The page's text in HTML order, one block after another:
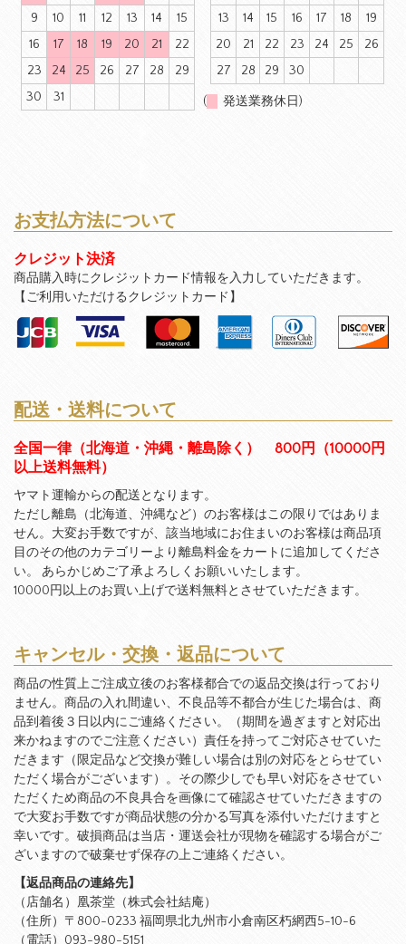
9
10 11 12 13 14
15
16
17 18 19 20 21
22
23
24 25 26 27 28
29
30
31
13
14 15 16 17 18
19
20
21 22 23 24 25
26
27
28 29 30
( 発送業務休日)
お支払方法について
クレジット決済
商品購入時にクレジットカード情報を入力していただきます。
【ご利用いただけるクレジットカード】
配送・送料について
全国一律（北海道・沖縄・離島除く） 800円（10000円
以上送料無料）
ヤマト運輸からの配送となります。
ただし離島（北海道、沖縄など）のお客様はこの限りではありま
せん。大変お手数ですが、該当地域にお住まいのお客様は商品項
目のその他のカテゴリーより離島料金をカートに追加してくださ
い。 あらかじめご了承よろしくお願いいたします。
10000円以上のお買い上げで送料無料とさせていただきます。
キャンセル・交換・返品について
商品の性質上ご注成立後のお客様都合での返品交換は行っており
ません。商品の入れ間違い、不良品等不都合が生じた場合は、商
品到着後３日以内にご連絡ください。（期間を過ぎますと対応出
来かねますのでご注意ください）責任を持ってご対応させていた
だきます（限定品など交換が難しい場合は別の対応をとらせてい
ただく場合がございます）。その際少しでも早い対応をさせてい
ただくため商品の不良具合を画像にて確認させていただきますの
で大変お手数ですが商品状態の分かる写真を添付いただけますと
幸いです。破損商品は当店・運送会社が現物を確認する場合がご
ざいますので破棄せず保存の上ご連絡ください。
【返品商品の連絡先】
（店舗名）凰茶堂（株式会社結庵）
（住所）〒800-0233 福岡県北九州市小倉南区朽網西5-10-6
（電話）093-980-5151